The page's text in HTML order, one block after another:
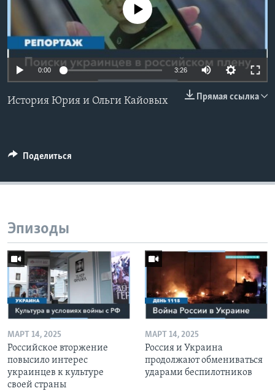
Learning English
No media source currently available
0:00 3:26
Прямая ссылка
История Юрия и Ольги Кайовых
Поделиться
Эпизоды
МАРТ 14, 2025
Российское вторжение
повысило интерес
украинцев к культуре
своей страны
МАРТ 14, 2025
Россия и Украина
продолжают обмениваться
ударами беспилотников